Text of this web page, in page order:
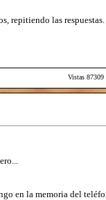
repitiendo las respuestas.
Vistas 87309
en la memoria del